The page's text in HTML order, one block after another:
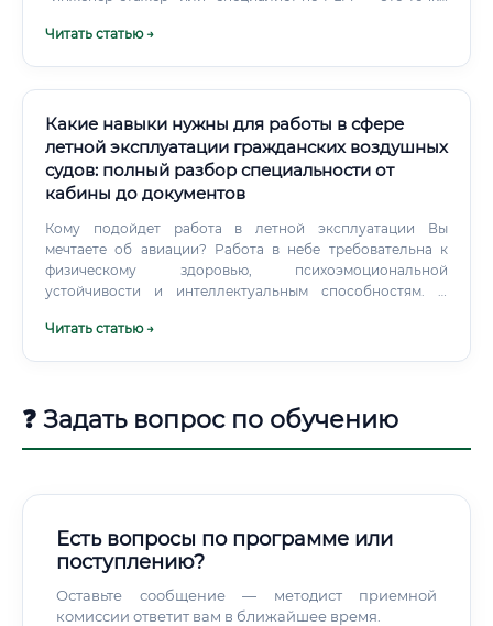
внимательность к деталям (в авиации цена ошибки —
очень быстро Ответственность и педантичность в
ведении документации Знание английского языка будет
большим плюсом: большинство аддитивных установок
имеют иностранное программное обеспечение,
техническая документация поставщиков — на
английском.
Читать статью →
Какие навыки нужны для работы в сфере
летной эксплуатации гражданских воздушных
судов: полный разбор специальности от
кабины до документов
Кому подойдет работа в летной эксплуатации Вы
мечтаете об авиации? Работа в небе требовательна к
физическому здоровью, психоэмоциональной
устойчивости и интеллектуальным способностям. В
жесткие стандарты и технологии работы (SOP).
Читать статью →
❓ Задать вопрос по обучению
Есть вопросы по программе или
поступлению?
Оставьте сообщение — методист приемной
комиссии ответит вам в ближайшее время.